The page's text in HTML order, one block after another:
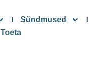
Sündmused
Toeta